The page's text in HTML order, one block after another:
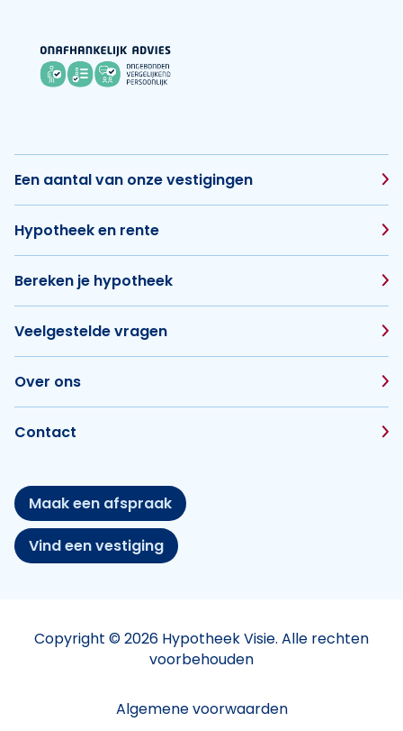
Een aantal van onze vestigingen
Hypotheek en rente
Bereken je hypotheek
Veelgestelde vragen
Over ons
Contact
Maak een afspraak
Vind een vestiging
Copyright © 2026 Hypotheek Visie. Alle rechten
voorbehouden
Algemene voorwaarden